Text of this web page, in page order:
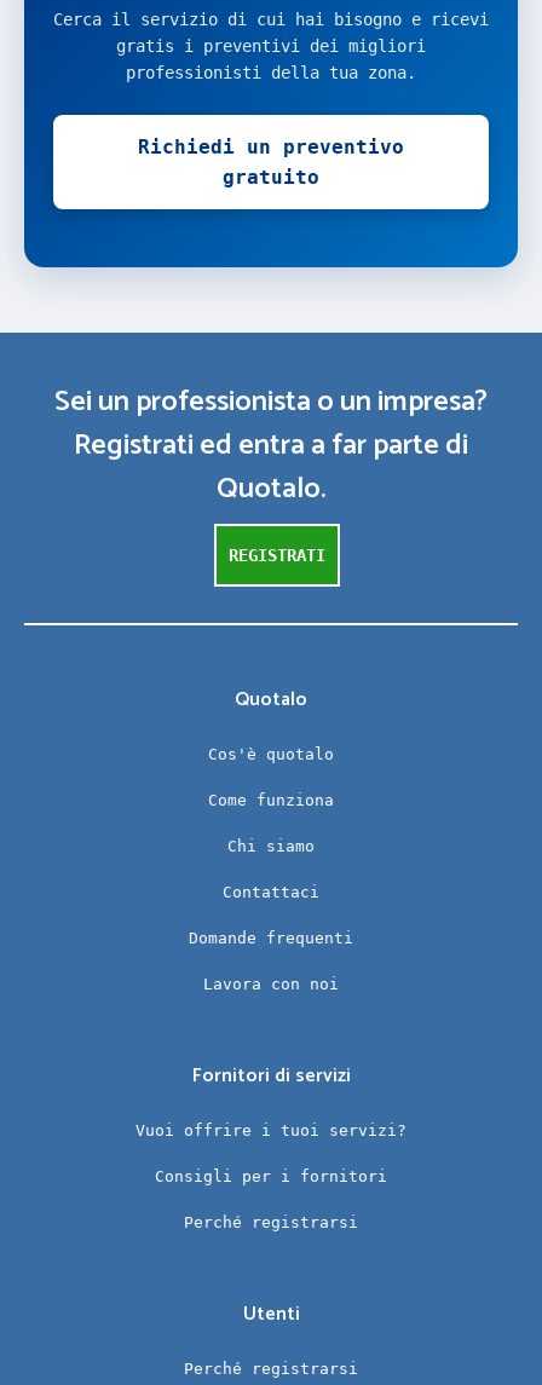
Cerca il servizio di cui hai bisogno e ricevi
gratis i preventivi dei migliori
professionisti della tua zona.
Richiedi un preventivo
gratuito
Sei un professionista o un impresa?
Registrati ed entra a far parte di
Quotalo.
REGISTRATI
Quotalo
Cos'è quotalo
Come funziona
Chi siamo
Contattaci
Domande frequenti
Lavora con noi
Fornitori di servizi
Vuoi offrire i tuoi servizi?
Consigli per i fornitori
Perché registrarsi
Utenti
Perché registrarsi